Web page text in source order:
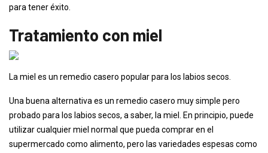
para tener éxito.
Tratamiento con miel
La miel es un remedio casero popular para los labios secos.
Una buena alternativa es un remedio casero muy simple pero
probado para los labios secos, a saber, la miel. En principio, puede
utilizar cualquier miel normal que pueda comprar en el
supermercado como alimento, pero las variedades espesas como